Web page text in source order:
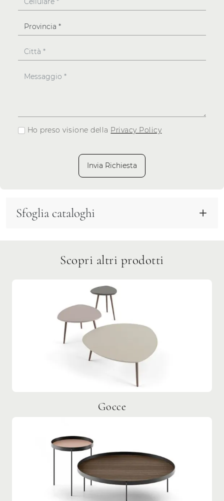
Ho preso visione della Privacy Policy
Invia Richiesta
Sfoglia cataloghi
Scopri altri prodotti
Gocce